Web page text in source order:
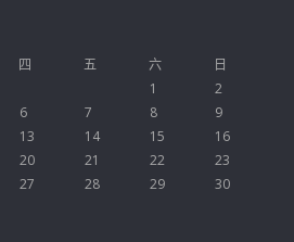
四 五 六
日
1
2
6 7 8
9
13 14 15
16
20 21 22
23
27 28 29
30